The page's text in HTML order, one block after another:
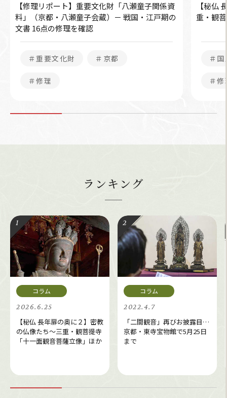
【修理リポート】重要文化財「八瀬童子関係資
料」（京都・八瀬童子会蔵）－ 戦国・江戸期の
文書 16点の修理を確認
＃重要文化財 ＃京都
＃修理
【秘仏
重・観
＃国
＃修
ランキング
2026.6.25
【秘仏 長年扉の奥に２】密教
の仏像たち～三重・観菩提寺
「十一面観音菩薩立像」ほか
2022.4.7
「二間観音」再びお披露目…
京都・東寺宝物館で5月25日
まで